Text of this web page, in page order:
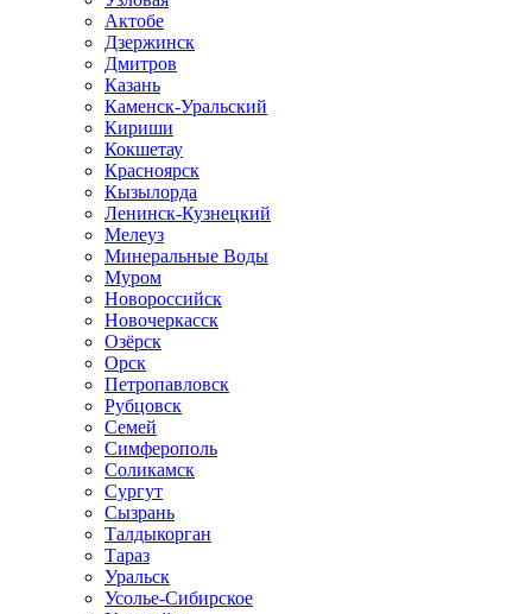
Актобе
Дзержинск
Дмитров
Казань
Каменск-Уральский
Кириши
Кокшетау
Красноярск
Кызылорда
Ленинск-Кузнецкий
Мелеуз
Минеральные Воды
Муром
Новороссийск
Новочеркасск
Озёрск
Орск
Петропавловск
Рубцовск
Семей
Симферополь
Соликамск
Сургут
Сызрань
Талдыкорган
Тараз
Уральск
Усолье-Сибирское